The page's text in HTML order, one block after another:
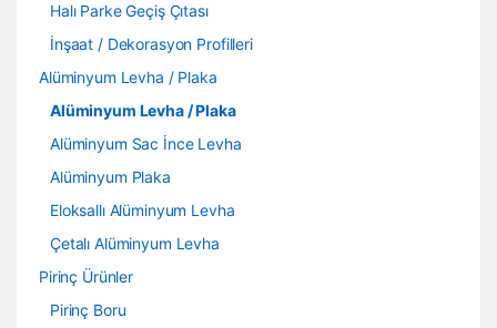
Halı Parke Geçiş Çıtası
İnşaat / Dekorasyon Profilleri
Alüminyum Levha / Plaka
Alüminyum Levha / Plaka
Alüminyum Sac İnce Levha
Alüminyum Plaka
Eloksallı Alüminyum Levha
Çetalı Alüminyum Levha
Pirinç Ürünler
Pirinç Boru